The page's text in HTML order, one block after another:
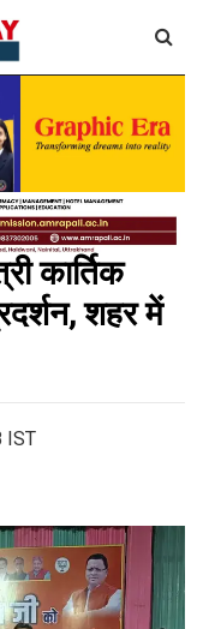
कार्तिक
शहर में
IST